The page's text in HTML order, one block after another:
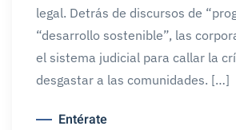
legal. Detrás de discursos de
“desarrollo sostenible”, las
el sistema judicial para callar la
desgastar a las comunidades. […]
Entérate